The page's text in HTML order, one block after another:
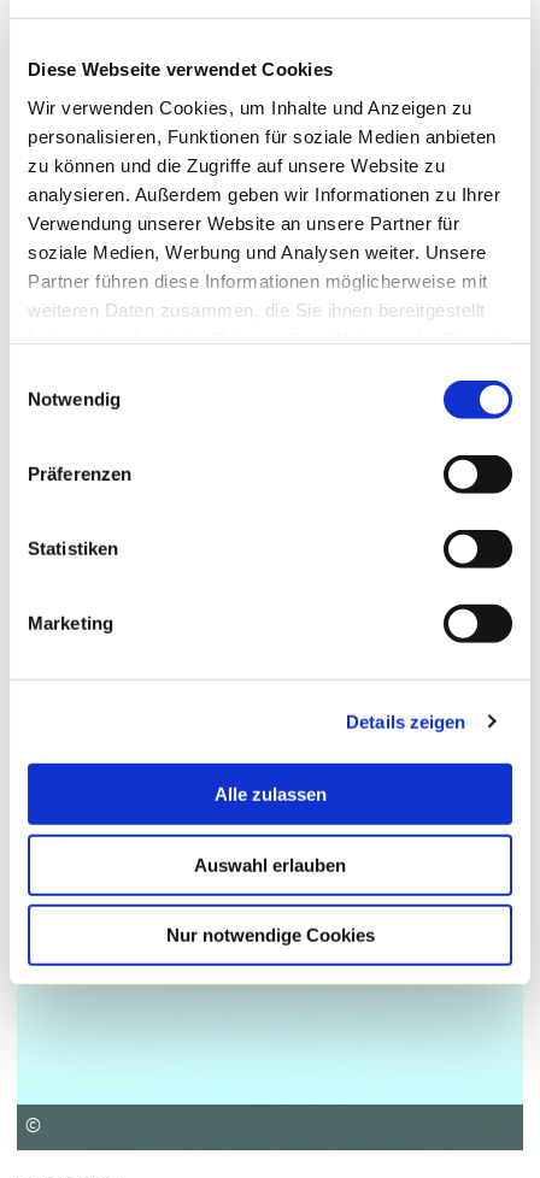
Diese Webseite verwendet Cookies
Wir verwenden Cookies, um Inhalte und Anzeigen zu
personalisieren, Funktionen für soziale Medien anbieten
zu können und die Zugriffe auf unsere Website zu
analysieren. Außerdem geben wir Informationen zu Ihrer
Verwendung unserer Website an unsere Partner für
soziale Medien, Werbung und Analysen weiter. Unsere
Partner führen diese Informationen möglicherweise mit
weiteren Daten zusammen, die Sie ihnen bereitgestellt
Notwendig
Präferenzen
Statistiken
Marketing
Details zeigen
Alle zulassen
Auswahl erlauben
Nur notwendige Cookies
© Erik McLean/Unsplash.com/Gesicht
PEGASUS
Schleusungskriminalität durch die Auswertung von Massendaten.
Hierbei kommt maschinelles Lernen zum Einsatz, um kriminelle
Untersuchung und analysiert hierbei u.a. die Vorgehensweise und
Organisation von Schleusern.
PEGASUS
©